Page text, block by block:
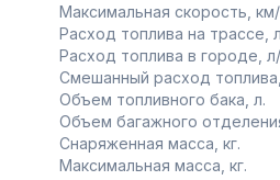
Максимальная
Расход топлива на трассе,
Расход топлива в городе,
Смешанный расход
Объем топливного бака, л.
Снаряженная масса, кг.
Максимальная масса, кг.